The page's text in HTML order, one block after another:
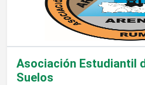
Asociación Estudiantil
Suelos